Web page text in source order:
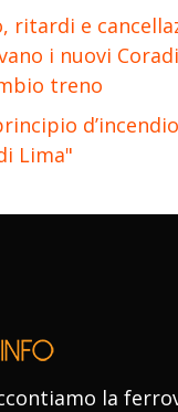
ritardi e
i nuovi
treno
Lima"
la